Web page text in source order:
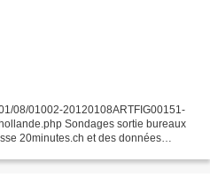
08/01002-20120108ARTFIG00151-
Sondages sortie bureaux
20minutes.ch et des données